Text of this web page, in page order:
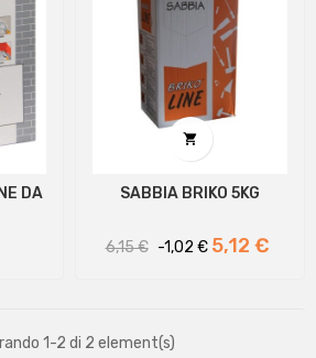
DA

SABBIA BRIKO 5KG
Prezzo
6,15 € -1,02 € Prezzo
5,12 €
1-2 di 2 element(s)